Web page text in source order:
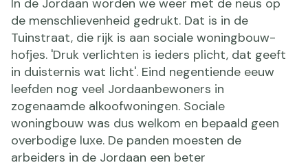
de menschlievenheid gedrukt. Dat is in de
Tuinstraat, die rijk is aan sociale woningbouw-
hofjes. 'Druk verlichten is ieders plicht, dat geeft
in duisternis wat licht'. Eind negentiende eeuw
leefden nog veel Jordaanbewoners in
zogenaamde alkoofwoningen. Sociale
woningbouw was dus welkom en bepaald geen
overbodige luxe. De panden moesten de
arbeiders in de Jordaan een beter